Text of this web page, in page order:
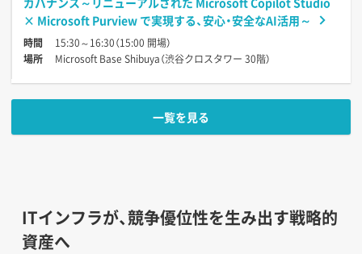
× Microsoft Purview で実現する、安心・安全なAI活用～
時間
15:30～16:30（15:00 開場）
場所
Microsoft Base Shibuya（渋谷クロスタワー 30階）
一覧を見る
ITインフラが、競争優位性を生み出す戦略的
資産へ